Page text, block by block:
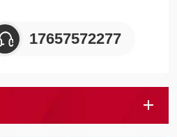
17657572277